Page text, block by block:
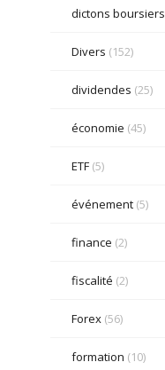
dictons boursiers
Divers (152)
dividendes (25)
économie (45)
ETF(5)
événement(5)
finance (2)
fiscalité (2)
Forex(56)
formation (10)